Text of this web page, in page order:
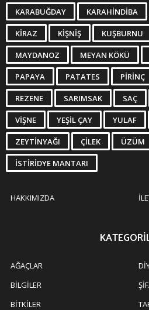
KARABUĞDAY KARAHINDIBA
KIRAZ KIŞNIŞ KUŞBURNU
MAYDANOZ MEYAN KÖKÜ
PAPAYA PATATES PIRINÇ
REZENE SARIMSAK SAÇ
VIŞNE YEŞIL ÇAY YULAF
ZEYTINYAĞI ÇILEK ÜZÜM
İSTIRIDYE MANTARI
HAKKIMIZDA
AĞAÇLAR
BILGILER
BITKILER